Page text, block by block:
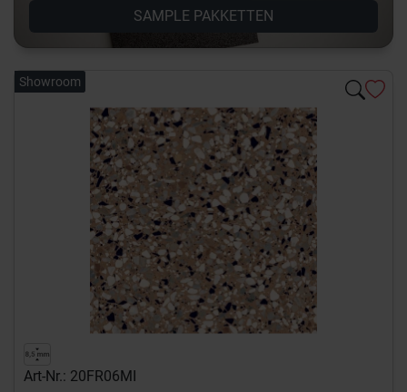
SAMPLE PAKKETTEN
Showroom
Art-Nr.: 20FR06MI